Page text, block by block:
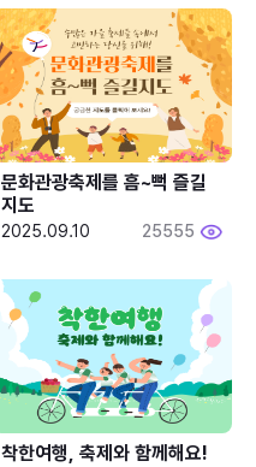
문화관광축제를 흠~뻑 즐길
지도
2025.09.10 25555
착한여행, 축제와 함께해요!